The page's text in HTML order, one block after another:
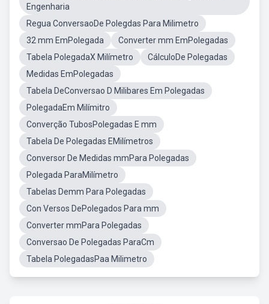
Engenharia
Regua ConversaoDe Polegdas Para Milimetro
32 mm EmPolegada
Converter mm EmPolegadas
Tabela PolegadaX Milímetro
CálculoDe Polegadas
Medidas EmPolegadas
Tabela DeConversao D Milibares Em Polegadas
PolegadaEm Milímitro
Converção TubosPolegadas E mm
Tabela De Polegadas EMilímetros
Conversor De Medidas mmPara Polegadas
Polegada ParaMilímetro
Tabelas Demm Para Polegadas
Con Versos DePolegados Para mm
Converter mmPara Polegadas
Conversao De Polegadas ParaCm
Tabela PolegadasPaa Milimetro